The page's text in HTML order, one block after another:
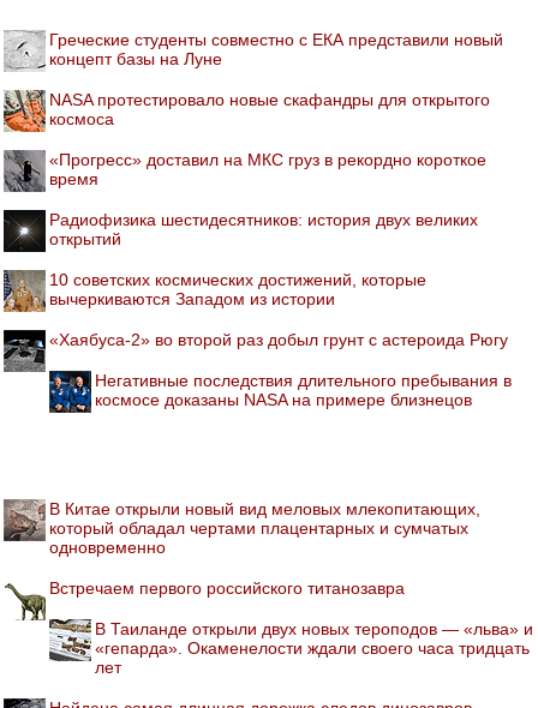
Греческие студенты совместно с ЕКА представили новый
концепт базы на Луне
NASA протестировало новые скафандры для открытого
космоса
«Прогресс» доставил на МКС груз в рекордно короткое
время
Радиофизика шестидесятников: история двух великих
открытий
10 советских космических достижений, которые
вычеркиваются Западом из истории
«Хаябуса-2» во второй раз добыл грунт с астероида Рюгу
Негативные последствия длительного пребывания в
космосе доказаны NASA на примере близнецов
В Китае открыли новый вид меловых млекопитающих,
который обладал чертами плацентарных и сумчатых
одновременно
Встречаем первого российского титанозавра
В Таиланде открыли двух новых тероподов — «льва» и
«гепарда». Окаменелости ждали своего часа тридцать
лет